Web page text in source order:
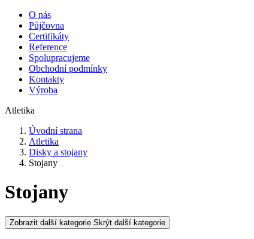
O nás
Půjčovna
Certifikáty
Reference
Spolupracujeme
Obchodní podmínky
Kontakty
Výroba
Atletika
Úvodní strana
Atletika
Disky a stojany
Stojany
Stojany
Zobrazit další kategorie Skrýt další kategorie